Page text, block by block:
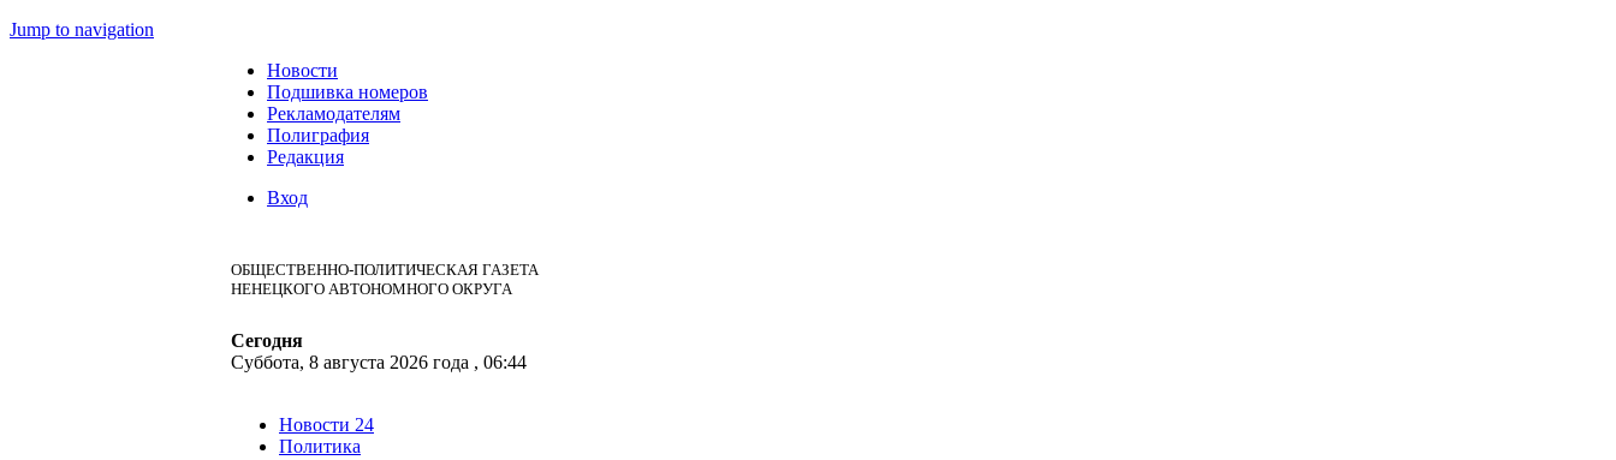
Jump to navigation
Новости
Подшивка номеров
Рекламодателям
Полиграфия
Редакция
Вход
ОБЩЕСТВЕННО-ПОЛИТИЧЕСКАЯ ГАЗЕТА
НЕНЕЦКОГО АВТОНОМНОГО ОКРУГА
Сегодня
Суббота, 8 августа 2026 года , 06:44
Новости 24
Политика